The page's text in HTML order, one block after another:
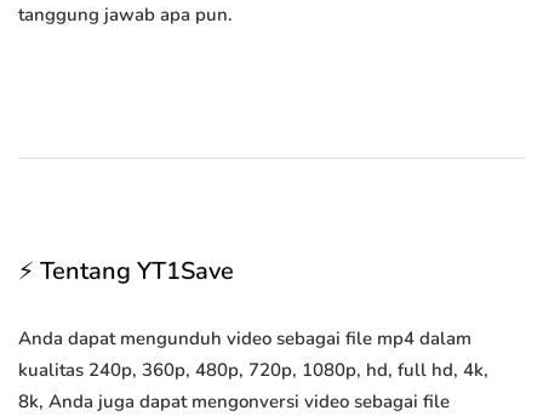
tanggung jawab apa pun.
⚡ Tentang YT1Save
Anda dapat mengunduh video sebagai file mp4 dalam
kualitas 240p, 360p, 480p, 720p, 1080p, hd, full hd, 4k,
8k, Anda juga dapat mengonversi video sebagai file